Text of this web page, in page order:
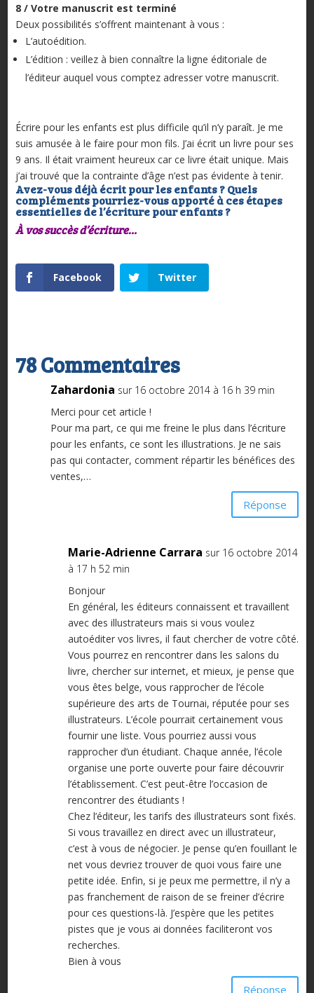
8 / Votre manuscrit est terminé
Deux possibilités s’offrent maintenant à vous :
L’autoédition.
L’édition : veillez à bien connaître la ligne éditoriale de
l’éditeur auquel vous comptez adresser votre manuscrit.
Écrire pour les enfants est plus difficile qu’il n’y paraît. Je me
suis amusée à le faire pour mon fils. J’ai écrit un livre pour ses
9 ans. Il était vraiment heureux car ce livre était unique. Mais
j’ai trouvé que la contrainte d’âge n’est pas évidente à tenir.
Avez-vous déjà écrit pour les enfants ? Quels
compléments pourriez-vous apporté à ces étapes
essentielles de l’écriture pour enfants ?
À vos succès d’écriture…
Facebook Twitter
78 Commentaires
Zahardonia sur 16 octobre 2014 à 16 h 39 min
Merci pour cet article !
Pour ma part, ce qui me freine le plus dans l’écriture
pour les enfants, ce sont les illustrations. Je ne sais
pas qui contacter, comment répartir les bénéfices des
ventes,…
Réponse
Marie-Adrienne Carrara sur 16 octobre 2014
à 17 h 52 min
Bonjour
En général, les éditeurs connaissent et travaillent
avec des illustrateurs mais si vous voulez
autoéditer vos livres, il faut chercher de votre côté.
Vous pourrez en rencontrer dans les salons du
livre, chercher sur internet, et mieux, je pense que
vous êtes belge, vous rapprocher de l’école
supérieure des arts de Tournai, réputée pour ses
illustrateurs. L’école pourrait certainement vous
fournir une liste. Vous pourriez aussi vous
rapprocher d’un étudiant. Chaque année, l’école
organise une porte ouverte pour faire découvrir
l’établissement. C’est peut-être l’occasion de
rencontrer des étudiants !
Chez l’éditeur, les tarifs des illustrateurs sont fixés.
Si vous travaillez en direct avec un illustrateur,
c’est à vous de négocier. Je pense qu’en fouillant le
net vous devriez trouver de quoi vous faire une
petite idée. Enfin, si je peux me permettre, il n’y a
pas franchement de raison de se freiner d’écrire
pour ces questions-là. J’espère que les petites
pistes que je vous ai données faciliteront vos
recherches.
Bien à vous
Réponse